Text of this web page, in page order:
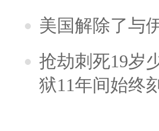
美国解除了与
抢劫刺死19岁
狱11年间始终